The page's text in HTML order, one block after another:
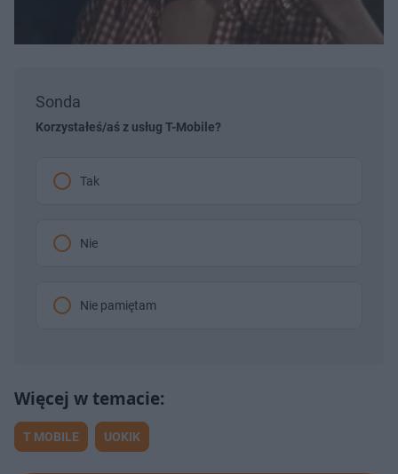
Sonda
Korzystałeś/aś z usług T-Mobile?
Tak
Nie
Nie pamiętam
T MOBILE UOKIK